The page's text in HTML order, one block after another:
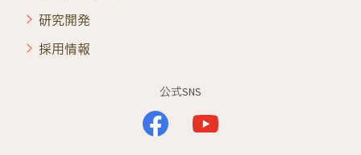
研究開発
採用情報
公式SNS